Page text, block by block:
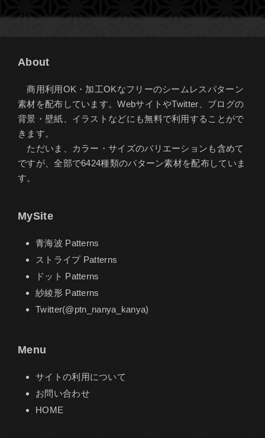
About
商用利用OK・加工OKなフリーのシームレスパターン
素材を配布しています。WebサイトやTwitter、ブログの
背景・壁紙、イラストなどにも無料で利用することがで
きます。
ただいま、カラー・サイズのバリエーションも含めて
ですが、全部で6424種類のパターン素材を配布していま
す。
MySite
青海波 Patterns
ストライプ Patterns
ドット Patterns
紗綾形 Patterns
Twitter(@ptn_nanya_kanya)
Menu
サイトの利用について
お問い合わせ
HOME